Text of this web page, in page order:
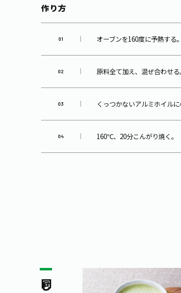
作り方
オーブンを160度に予熱する。
原料全て加え、混ぜ合わせる
くっつかないアルミホイル
160℃、20分こんがり焼く。